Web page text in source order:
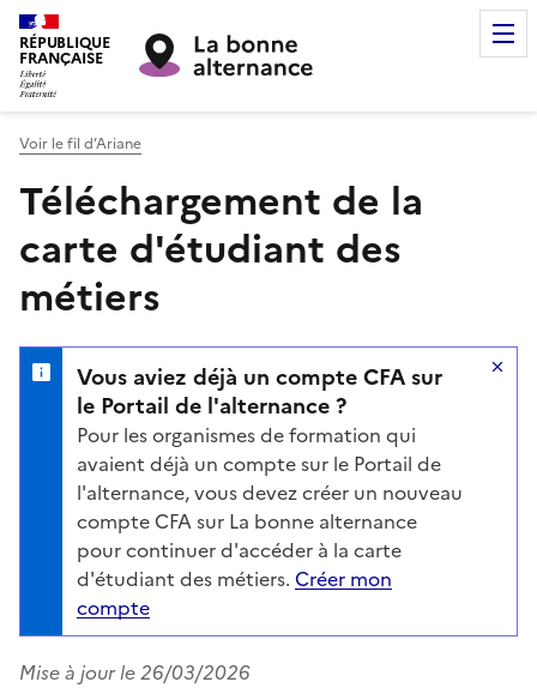
RÉPUBLIQUE
FRANÇAISE
Voir le fil d’Ariane
Téléchargement de la
carte d'étudiant des
métiers
Vous aviez déjà un compte CFA sur
le Portail de l'alternance ?
Pour les organismes de formation qui
avaient déjà un compte sur le Portail de
l'alternance, vous devez créer un nouveau
compte CFA sur La bonne alternance
pour continuer d'accéder à la carte
d'étudiant des métiers. Créer mon
compte
Mise à jour le26/03/2026